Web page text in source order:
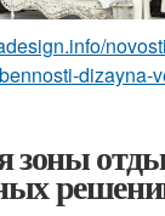
dizayna-
зоны